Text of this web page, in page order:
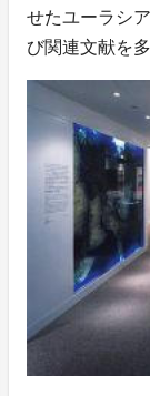
せたユーラシ
び関連文献を